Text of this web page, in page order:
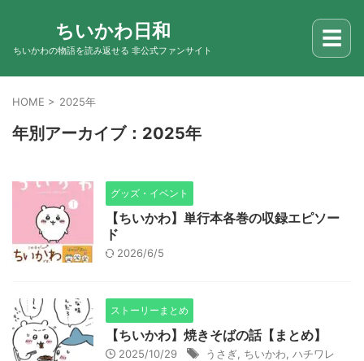
ちいかわ日和
ちいかわの物語を読み返せる 非公式ファンサイト ☰
HOME > 2025年
年別アーカイブ：2025年
グッズ・イベント
【ちいかわ】単行本各巻の収録エピソー
ド
2026/6/5
ストーリーまとめ
【ちいかわ】焼きそばの話【まとめ】
2025/10/29 うさぎ ちいかわ ハチワレ